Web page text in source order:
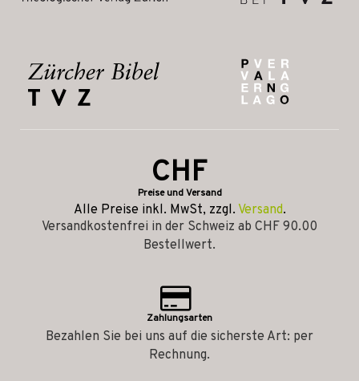
CHF
Preise und Versand
Alle Preise inkl. MwSt, zzgl. Versand.
Versandkostenfrei in der Schweiz ab CHF 90.00
Bestellwert.
Zahlungsarten
Bezahlen Sie bei uns auf die sicherste Art: per
Rechnung.